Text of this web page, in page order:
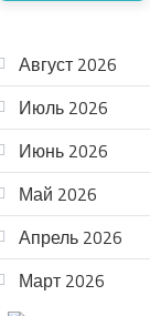
Август 2026
Июль 2026
Июнь 2026
Май 2026
Апрель 2026
Март 2026